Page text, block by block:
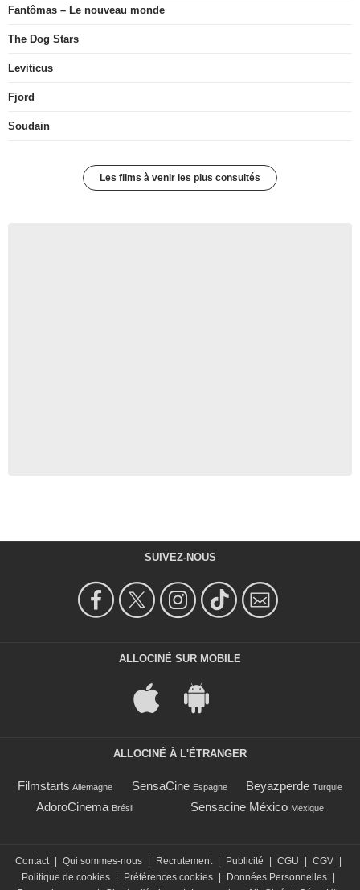
Fantômas – Le nouveau monde
The Dog Stars
Leviticus
Fjord
Soudain
Les films à venir les plus consultés
SUIVEZ-NOUS
ALLOCINÉ SUR MOBILE
ALLOCINÉ À L'ÉTRANGER
Filmstarts Allemagne SensaCine Espagne Beyazperde Turquie
AdoroCinema Brésil Sensacine México Mexique
Contact Qui sommes-nous Recrutement Publicité CGU CGV
Politique de cookies
Préférences cookies Données Personnelles